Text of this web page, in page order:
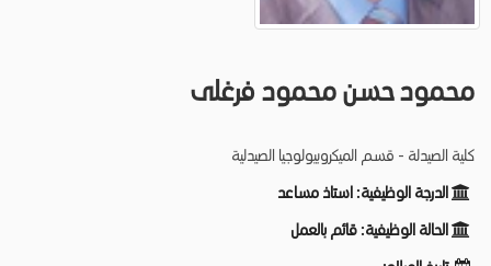
محمود حسن محمود فرغلى
كلية الصيدلة - قسم الميكروبيولوجيا الصيدلية
الدرجة الوظيفية: استاذ مساعد
الحالة الوظيفية: قائم بالعمل